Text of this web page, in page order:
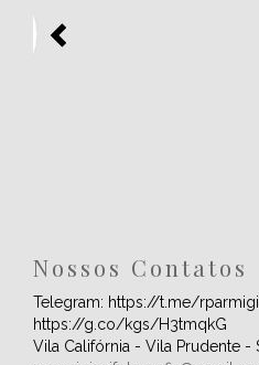
Nossos Contatos
Telegram: https://t.me/
https://g.co/kgs/H3tmqkG
Vila Califórnia - Vila Prudente -